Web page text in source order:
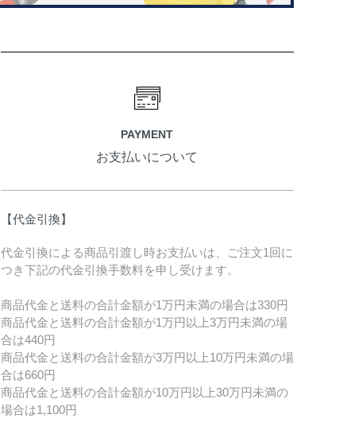
PAYMENT
お支払いについて
【代金引換】
代金引換による商品引渡し時お支払いは、ご注文1回に
つき下記の代金引換手数料を申し受けます。
商品代金と送料の合計金額が1万円未満の場合は330円
商品代金と送料の合計金額が1万円以上3万円未満の場
合は440円
商品代金と送料の合計金額が3万円以上10万円未満の場
合は660円
商品代金と送料の合計金額が10万円以上30万円未満の
場合は1,100円